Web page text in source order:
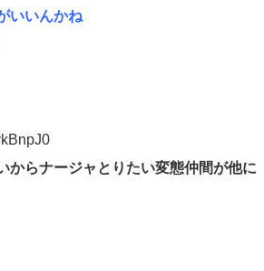
いいんかね
からナージャとりたい変態仲間が他に